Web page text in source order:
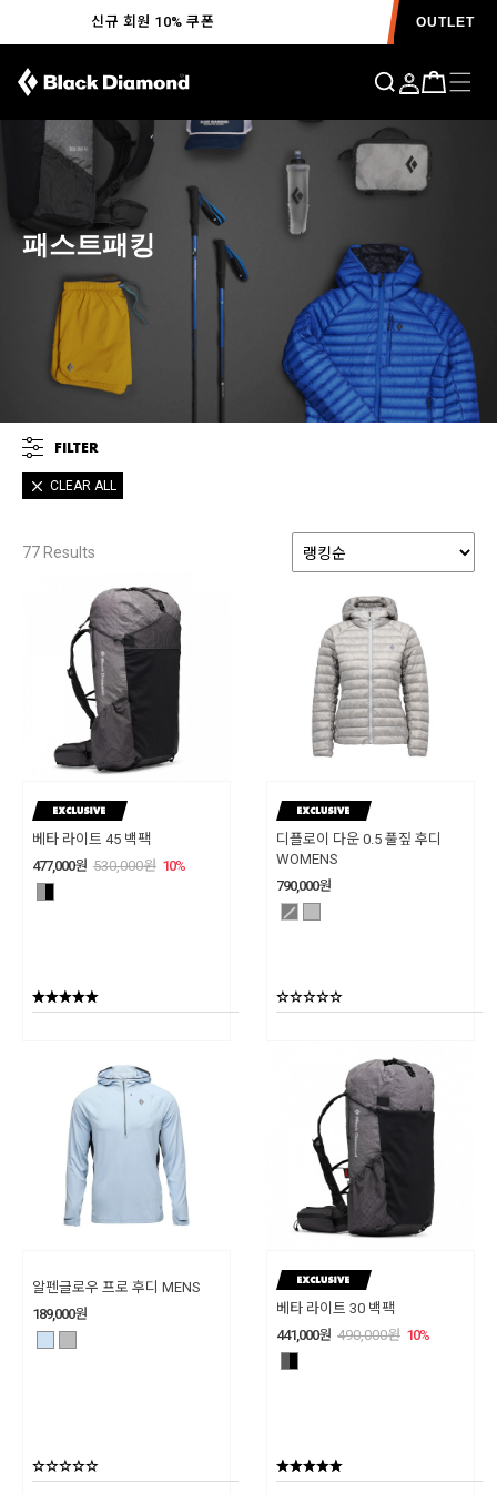
신규 회원 10% 쿠폰 OUTLET
패스트패킹
CLEAR ALL
FILTER
77Results
베타 라이트 45 백팩
477,000원 530,000원 10%
디플로이 다운 0.5 풀짚 후디
WOMENS
790,000원
알펜글로우 프로 후디 MENS
189,000원
베타 라이트 30 백팩
441,000원 490,000원 10%